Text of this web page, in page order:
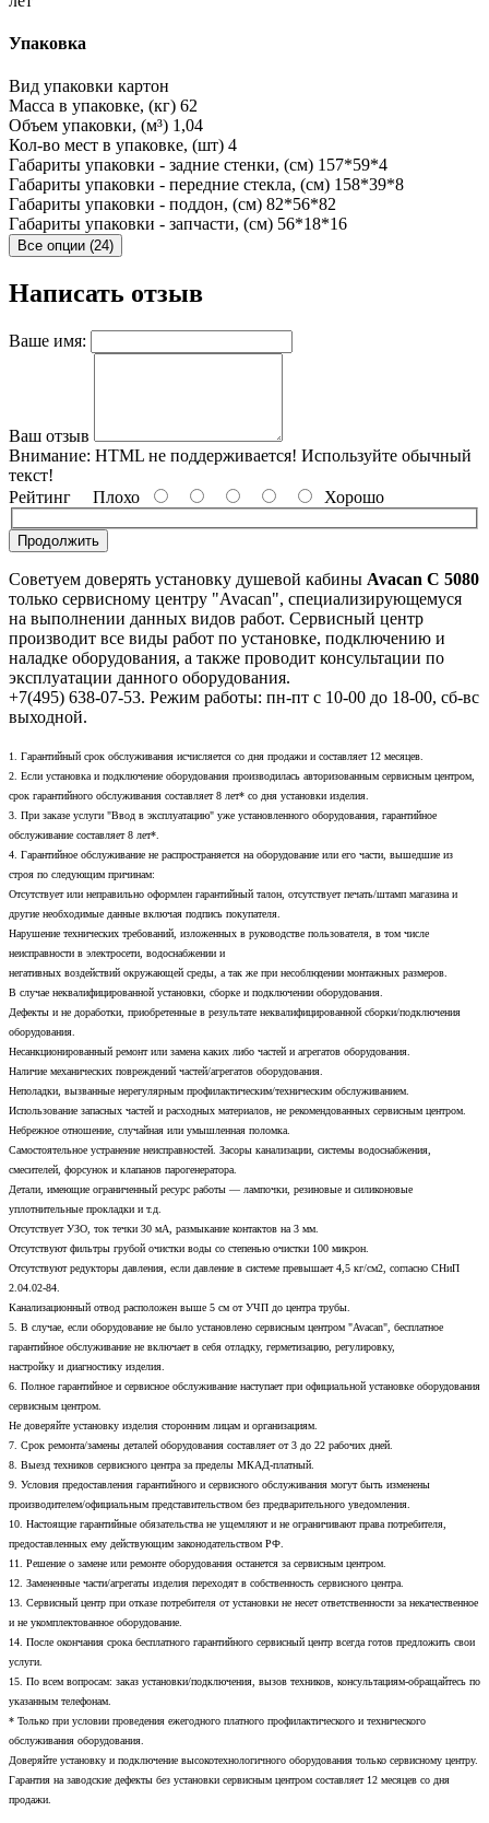
Упаковка
Вид упаковки картон
Масса в упаковке, (кг) 62
Объем упаковки, (м³) 1,04
Кол-во мест в упаковке, (шт) 4
Габариты упаковки - задние стенки, (см) 157*59*4
Габариты упаковки - передние стекла, (см) 158*39*8
Габариты упаковки - поддон, (см) 82*56*82
Габариты упаковки - запчасти, (см) 56*18*16
Все опции (24)
Написать отзыв
Ваше имя:
Ваш отзыв
Внимание: HTML не поддерживается! Используйте обычный
текст!
Рейтинг Плохо Хорошо
Продолжить
Советуем доверять установку душевой кабины Avacan C 5080
только сервисному центру "Avacan", специализирующемуся
на выполнении данных видов работ. Сервисный центр
производит все виды работ по установке, подключению и
наладке оборудования, а также проводит консультации по
эксплуатации данного оборудования.
+7(495) 638-07-53. Режим работы: пн-пт с 10-00 до 18-00, сб-вс
выходной.
1. Гарантийный срок обслуживания исчисляется со дня продажи и составляет 12 месяцев.
2. Если установка и подключение оборудования производилась авторизованным сервисным центром,
срок гарантийного обслуживания составляет 8 лет* со дня установки изделия.
3. При заказе услуги "Ввод в эксплуатацию" уже установленного оборудования, гарантийное
обслуживание составляет 8 лет*.
4. Гарантийное обслуживание не распространяется на оборудование или его части, вышедшие из
строя по следующим причинам:
Отсутствует или неправильно оформлен гарантийный талон, отсутствует печать/штамп магазина и
другие необходимые данные включая подпись покупателя.
Нарушение технических требований, изложенных в руководстве пользователя, в том числе
неисправности в электросети, водоснабжении и
негативных воздействий окружающей среды, а так же при несоблюдении монтажных размеров.
В случае неквалифицированной установки, сборке и подключении оборудования.
Дефекты и не доработки, приобретенные в результате неквалифицированной сборки/подключения
оборудования.
Несанкционированный ремонт или замена каких либо частей и агрегатов оборудования.
Наличие механических повреждений частей/агрегатов оборудования.
Неполадки, вызванные нерегулярным профилактическим/техническим обслуживанием.
Использование запасных частей и расходных материалов, не рекомендованных сервисным центром.
Небрежное отношение, случайная или умышленная поломка.
Самостоятельное устранение неисправностей. Засоры канализации, системы водоснабжения,
смесителей, форсунок и клапанов парогенератора.
Детали, имеющие ограниченный ресурс работы — лампочки, резиновые и силиконовые
уплотнительные прокладки и т.д.
Отсутствует УЗО, ток течки 30 мА, размыкание контактов на 3 мм.
Отсутствуют фильтры грубой очистки воды со степенью очистки 100 микрон.
Отсутствуют редукторы давления, если давление в системе превышает 4,5 кг/см2, согласно СНиП
2.04.02-84.
Канализационный отвод расположен выше 5 см от УЧП до центра трубы.
5. В случае, если оборудование не было установлено сервисным центром "Avacan", бесплатное
гарантийное обслуживание не включает в себя отладку, герметизацию, регулировку,
настройку и диагностику изделия.
6. Полное гарантийное и сервисное обслуживание наступает при официальной установке оборудования
сервисным центром.
Не доверяйте установку изделия сторонним лицам и организациям.
7. Срок ремонта/замены деталей оборудования составляет от 3 до 22 рабочих дней.
8. Выезд техников сервисного центра за пределы МКАД-платный.
9. Условия предоставления гарантийного и сервисного обслуживания могут быть изменены
производителем/официальным представительством без предварительного уведомления.
10. Настоящие гарантийные обязательства не ущемляют и не ограничивают права потребителя,
предоставленных ему действующим законодательством РФ.
11. Решение о замене или ремонте оборудования останется за сервисным центром.
12. Замененные части/агрегаты изделия переходят в собственность сервисного центра.
13. Сервисный центр при отказе потребителя от установки не несет ответственности за некачественное
и не укомплектованное оборудование.
14. После окончания срока бесплатного гарантийного сервисный центр всегда готов предложить свои
услуги.
15. По всем вопросам: заказ установки/подключения, вызов техников, консультациям-обращайтесь по
указанным телефонам.
* Только при условии проведения ежегодного платного профилактического и технического
обслуживания оборудования.
Доверяйте установку и подключение высокотехнологичного оборудования только сервисному центру.
Гарантия на заводские дефекты без установки сервисным центром составляет 12 месяцев со дня
продажи.